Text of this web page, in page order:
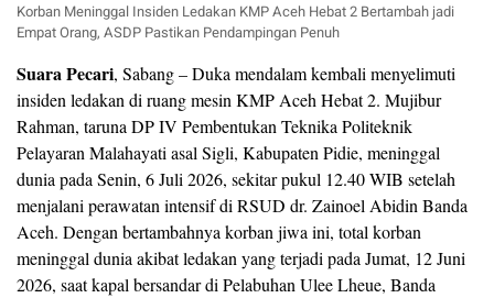
Korban Meninggal Insiden Ledakan KMP Aceh Hebat 2 Bertambah jadi
Empat Orang, ASDP Pastikan Pendampingan Penuh
Suara Pecari, Sabang – Duka mendalam kembali menyelimuti
insiden ledakan di ruang mesin KMP Aceh Hebat 2. Mujibur
Rahman, taruna DP IV Pembentukan Teknika Politeknik
Pelayaran Malahayati asal Sigli, Kabupaten Pidie, meninggal
dunia pada Senin, 6 Juli 2026, sekitar pukul 12.40 WIB setelah
menjalani perawatan intensif di RSUD dr. Zainoel Abidin Banda
Aceh. Dengan bertambahnya korban jiwa ini, total korban
meninggal dunia akibat ledakan yang terjadi pada Jumat, 12 Juni
2026, saat kapal bersandar di Pelabuhan Ulee Lheue, Banda